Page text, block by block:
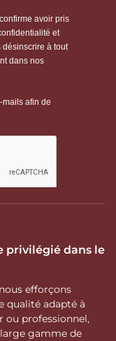
privilégié dans le
efforçons
qualité adapté à
ou professionnel,
gamme de